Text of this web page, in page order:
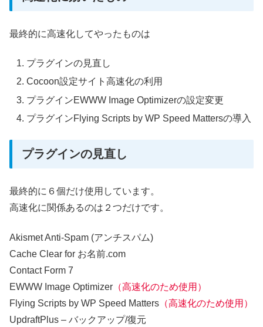
最終的に高速化してやったものは
プラグインの見直し
Cocoon設定サイト高速化の利用
プラグインEWWW Image Optimizerの設定変更
プラグインFlying Scripts by WP Speed Mattersの導入
プラグインの見直し
最終的に６個だけ使用しています。
高速化に関係あるのは２つだけです。
Akismet Anti-Spam (アンチスパム)
Cache Clear for お名前.com
Contact Form 7
EWWW Image Optimizer （高速化のため使用）
Flying Scripts by WP Speed Matters （高速化のため使用）
UpdraftPlus – バックアップ/復元